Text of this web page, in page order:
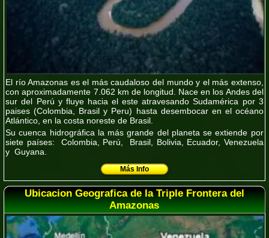
El río Amazonas es el más caudaloso del mundo y el más extenso,
con aproximadamente 7.062 km de longitud. Nace en los Andes del
sur del Perú y fluye hacia el este atravesando Sudamérica por 3
paises (Colombia, Brasil y Peru) hasta desembocar en el océano
Atlántico, en la costa noreste de Brasil.
Su cuenca hidrográfica la más grande del planeta se extiende por
siete países: Colombia, Perú, Brasil, Bolivia, Ecuador, Venezuela
y Guyana.
Más Info
Ubicacion Geografica de la Triple Frontera del
Amazonas